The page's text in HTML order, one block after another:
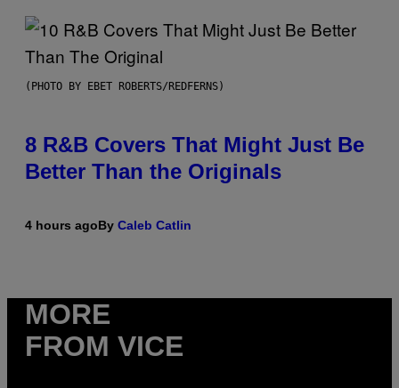
(PHOTO BY EBET ROBERTS/REDFERNS)
8 R&B Covers That Might Just Be
Better Than the Originals
4 hours agoBy Caleb Catlin
MORE
FROM VICE